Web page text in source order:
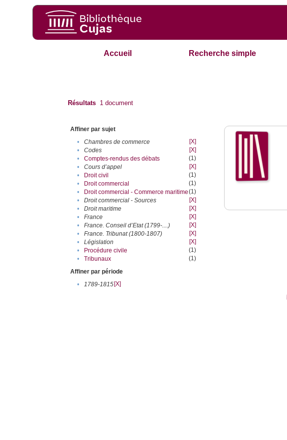
Accueil Recherche simple
Résultats 1 document
Affiner par sujet
•
Chambres de commerce
[X]
•
Codes
[X]
•
Comptes-rendus des débats
(1)
•
Cours d’appel
[X]
•
Droit civil
(1)
•
Droit commercial
(1)
•
Droit commercial - Commerce maritime(1)
•
Droit commercial - Sources
[X]
•
Droit maritime
[X]
•
France
[X]
•
France. Conseil d’Etat (1799-....)
[X]
•
France. Tribunat (1800-1807)
[X]
•
Législation
[X]
•
Procédure civile
(1)
•
Tribunaux
(1)
Affiner par période
•
1789-1815[X]